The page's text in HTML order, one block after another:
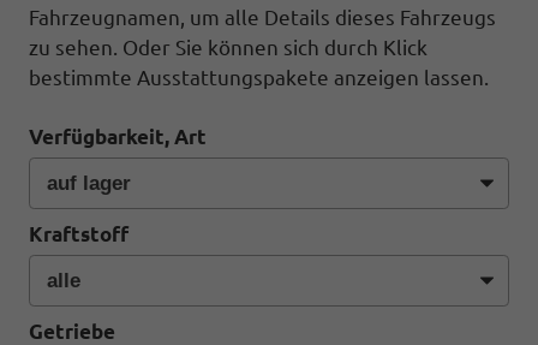
Fahrzeugnamen, um alle Details dieses Fahrzeugs
zu sehen. Oder Sie können sich durch Klick
bestimmte Ausstattungspakete anzeigen lassen.
Verfügbarkeit, Art
Kraftstoff
Getriebe